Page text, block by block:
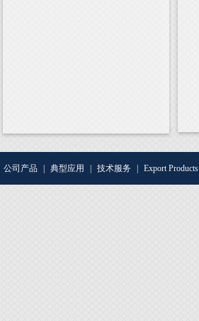
公司产品 典型应用 技术服务 Export Products